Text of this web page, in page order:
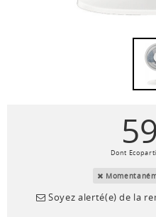
59
Dont
Soyez alerté(e) de la